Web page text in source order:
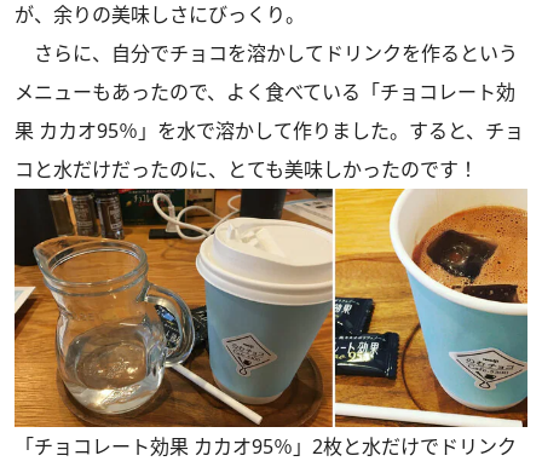
が、余りの美味しさにびっくり。
さらに、自分でチョコを溶かしてドリンクを作るという
メニューもあったので、よく食べている「チョコレート効
果 カカオ95％」を水で溶かして作りました。すると、チョ
コと水だけだったのに、とても美味しかったのです！
「チョコレート効果 カカオ95％」2枚と水だけでドリンク